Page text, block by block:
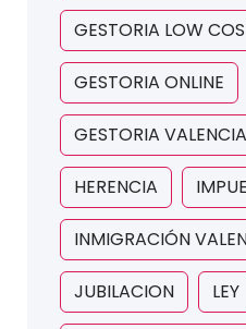
GESTORIA LOW
GESTORIA ONLINE
GESTORIA VALENCIA
HERENCIA
INMIGRACIÓN
JUBILACION LEY